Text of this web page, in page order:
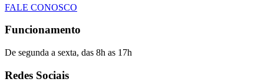
FALE CONOSCO
Funcionamento
De segunda a sexta, das 8h as 17h
Redes Sociais